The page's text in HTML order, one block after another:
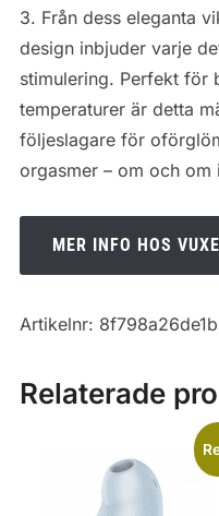
3. Från dess eleganta
design inbjuder varje
stimulering. Perfekt för
temperaturer är detta
följeslagare för
orgasmer – om och om
MER INFO HOS
Artikelnr: 8f798a26de1b
Relaterade